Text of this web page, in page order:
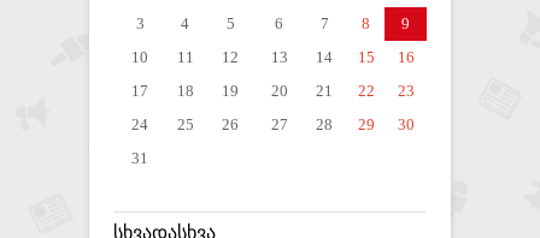
3
4 5 6 7 8
9
10
11 12 13 14 15
16
17
18 19 20 21 22
23
24
25 26 27 28 29
30
31
ᲡᲮᲕᲐᲓᲐᲡᲮᲕᲐ